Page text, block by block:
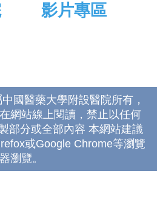
影片專區
國醫藥大學附設醫院所有，
網站線上閱讀，禁止以任何
部分或全部內容 本網站建議
或Google Chrome等瀏覽
器瀏覽。